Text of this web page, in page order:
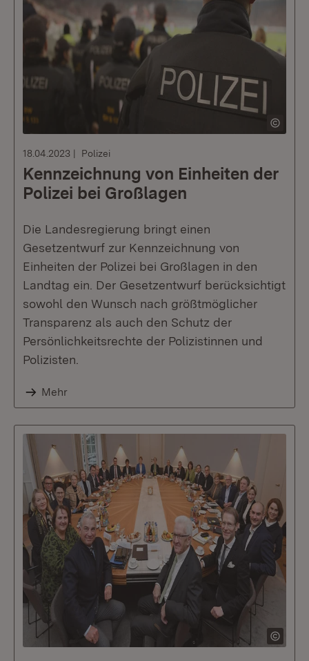
18.04.2023 Polizei
Kennzeichnung von Einheiten der
Polizei bei Großlagen
Die Landesregierung bringt einen
Gesetzentwurf zur Kennzeichnung von
Einheiten der Polizei bei Großlagen in den
Landtag ein. Der Gesetzentwurf berücksichtigt
sowohl den Wunsch nach größtmöglicher
Transparenz als auch den Schutz der
Persönlichkeitsrechte der Polizistinnen und
Polizisten.
Mehr